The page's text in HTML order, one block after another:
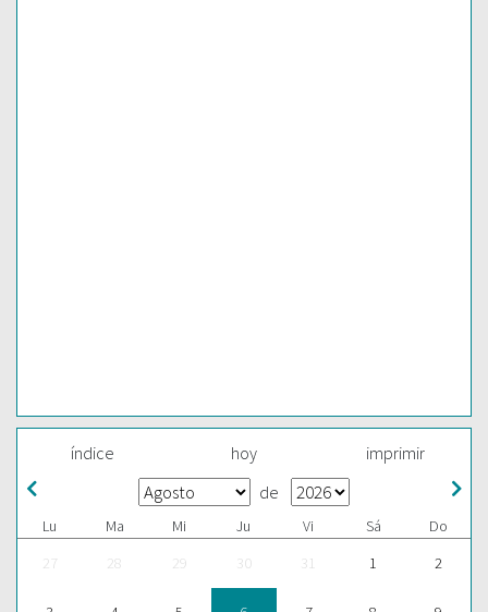
índice hoy imprimir
de
Lu Ma Mi Ju Vi Sá
Do
27
28 29 30 31 1 2